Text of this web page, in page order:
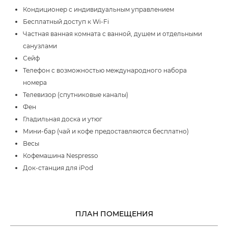
Кондиционер с индивидуальным управлением
Бесплатный доступ к Wi-Fi
Частная ванная комната с ванной, душем и отдельными
санузлами
Сейф
Телефон с возможностью международного набора
номера
Телевизор (спутниковые каналы)
Фен
Гладильная доска и утюг
Мини-бар (чай и кофе предоставляются бесплатно)
Весы
Кофемашина Nespresso
Док-станция для iPod
ПЛАН ПОМЕЩЕНИЯ